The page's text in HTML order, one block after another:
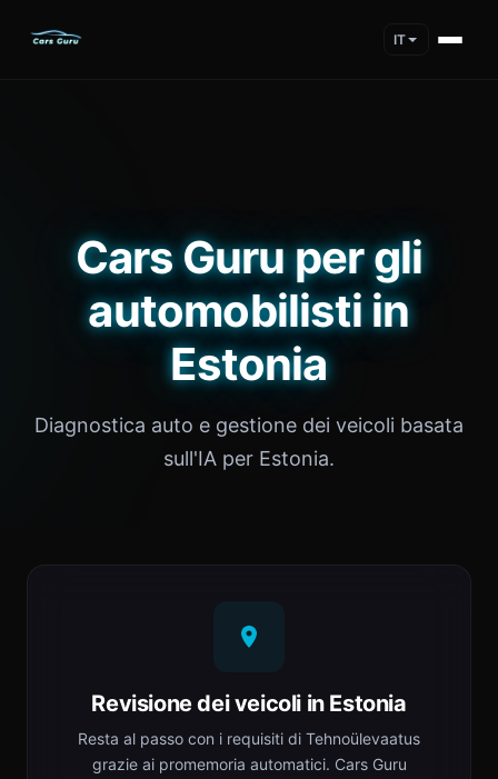
IT
Cars Guru per gli
automobilisti in
Estonia
Diagnostica auto e gestione dei veicoli basata
sull'IA per Estonia.
Revisione dei veicoli in Estonia
Resta al passo con i requisiti di Tehnoülevaatus
grazie ai promemoria automatici. Cars Guru